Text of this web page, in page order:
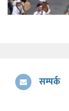
सम्पर्क